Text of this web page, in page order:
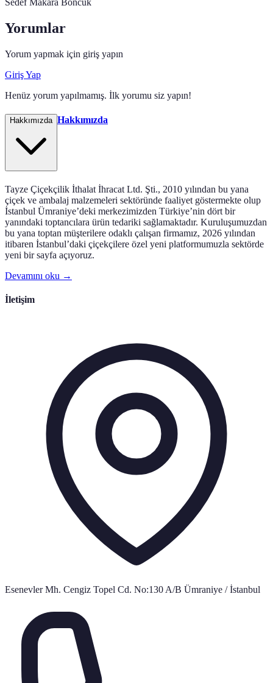
Yorumlar
Yorum yapmak için giriş yapın
Giriş Yap
Henüz yorum yapılmamış. İlk yorumu siz yapın!
Hakkımızda Hakkımızda
Tayze Çiçekçilik İthalat İhracat Ltd. Şti., 2010 yılından bu yana
çiçek ve ambalaj malzemeleri sektöründe faaliyet göstermekte olup
İstanbul Ümraniye’deki merkezimizden Türkiye’nin dört bir
yanındaki toptancılara ürün tedariki sağlamaktadır. Kuruluşumuzdan
bu yana toptan müşterilere odaklı çalışan firmamız, 2026 yılından
itibaren İstanbul’daki çiçekçilere özel yeni platformumuzla sektörde
yeni bir sayfa açıyoruz.
Devamını oku →
İletişim
Esenevler Mh. Cengiz Topel Cd. No:130 A/B Ümraniye / İstanbul